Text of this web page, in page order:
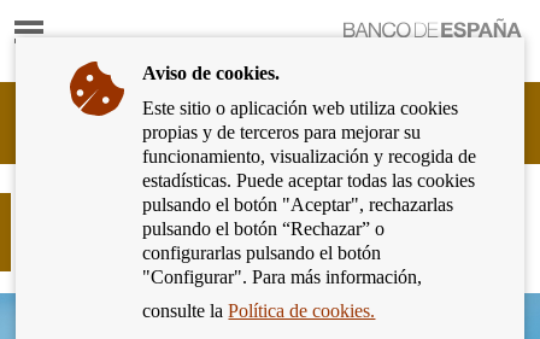
Mostrar
Ir
página
de
inicio
del
Banco
de
España
Cliente
Bancario
Banco
España
Eurosistema,
¿Qué cubre la provisión de fondos
previa a la firma de una hipoteca?
Aviso de cookies.
Este sitio o aplicación web utiliza cookies
propias y de terceros para mejorar su
funcionamiento, visualización y recogida de
estadísticas. Puede aceptar todas las cookies
pulsando el botón "Aceptar", rechazarlas
pulsando el botón “Rechazar” o
configurarlas pulsando el botón
"Configurar". Para más información,
consulte laPolítica de cookies.